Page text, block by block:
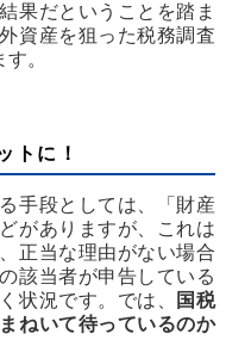
果だということを踏ま
資産を狙った税務調査
。
トに！
手段としては、「財産
がありますが、これは
正当な理由がない場合
該当者が申告している
状況です。では、
国税
ねいて待っているのか